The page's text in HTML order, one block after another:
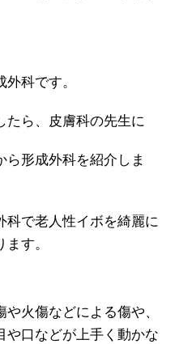
科です。
たら、皮膚科の先生に
ら形成外科を紹介しま
科で老人性イボを綺麗に
す。
火傷などによる傷や、
や口などが上手く動かな